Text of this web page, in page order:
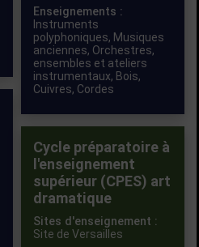
Enseignements :
Instruments
polyphoniques, Musiques
anciennes, Orchestres,
ensembles et ateliers
instrumentaux, Bois,
Cuivres, Cordes
Cycle préparatoire à
l'enseignement
supérieur (CPES) art
dramatique
Sites d'enseignement :
Site de Versailles